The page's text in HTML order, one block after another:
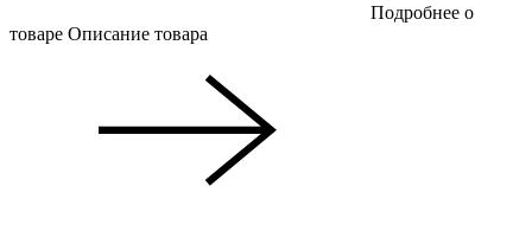
Подробнее о
товаре Описание товара